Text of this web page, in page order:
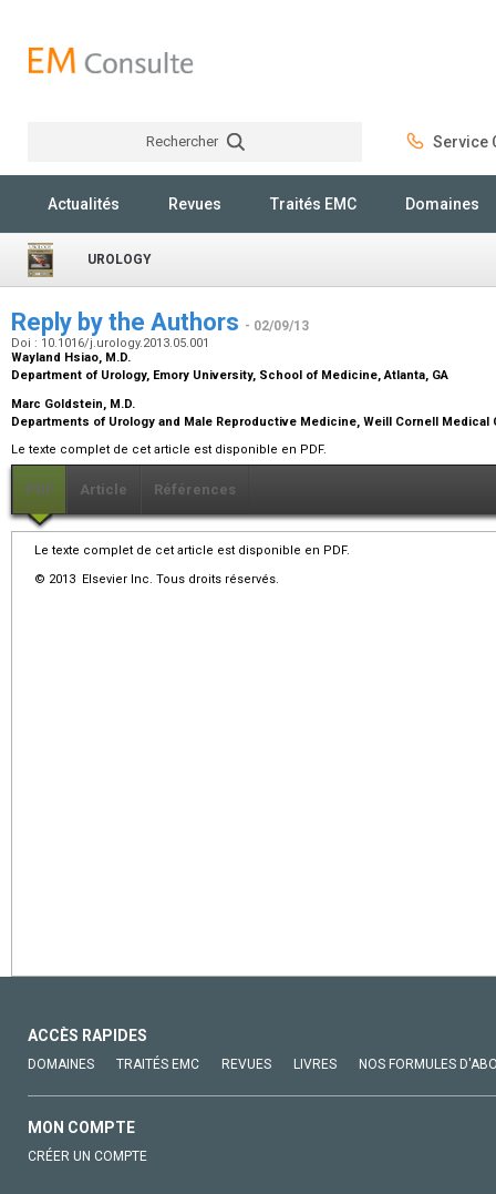
Rechercher Service
Actualités Revues Traités EMC Domaines
UROLOGY
Reply by the Authors - 02/09/13
Doi : 10.1016/j.urology.2013.05.001
Wayland Hsiao, M.D.
Department of Urology, Emory University, School of Medicine, Atlanta, GA
Marc Goldstein, M.D.
Departments of Urology and Male Reproductive Medicine, Weill Cornell
Le texte complet de cet article est disponible en PDF.
PDF Article Références
Le texte complet de cet article est disponible en PDF.
© 2013 Elsevier Inc. Tous droits réservés.
ACCÈS RAPIDES
DOMAINES TRAITÉS EMC REVUES LIVRES NOS FORMULES
MON COMPTE
CRÉER UN COMPTE